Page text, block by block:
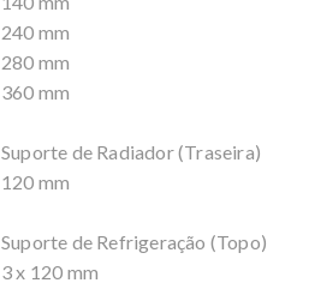
240 mm
280 mm
360 mm
Suporte de Radiador (Traseira)
120 mm
Suporte de Refrigeração (Topo)
3 x 120 mm